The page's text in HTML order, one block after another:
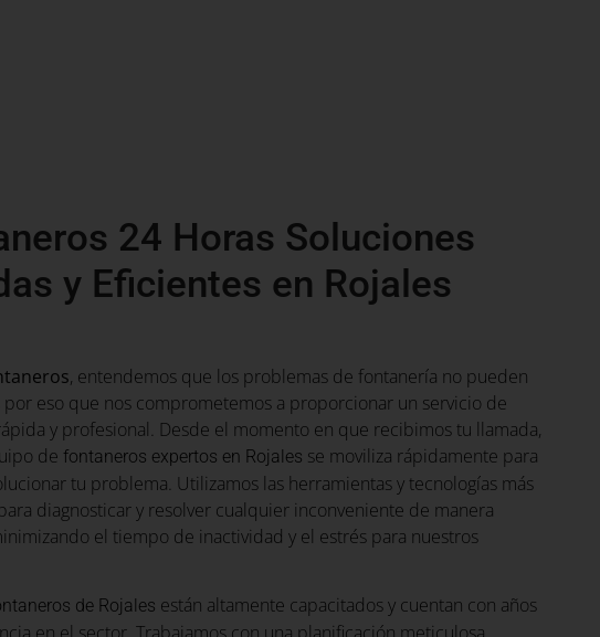
24 Horas Soluciones
y Eficientes en Rojales
, entendemos que los problemas de fontanería no pueden
por eso que nos comprometemos a proporcionar un servicio de
y profesional. Desde el momento en que recibimos tu llamada,
de fontaneros expertos en Rojales se moviliza rápidamente para
tu problema. Utilizamos las herramientas y tecnologías más
diagnosticar y resolver cualquier inconveniente de manera
el tiempo de inactividad y el estrés para nuestros
de Rojales están altamente capacitados y cuentan con años